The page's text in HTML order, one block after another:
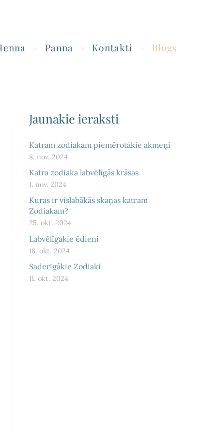
Panna Kontakti Blogs
Jaunākie ieraksti
Katram zodiakam piemērotākie akmeņi
8. nov. 2024
Katra zodiaka labvēlīgās krāsas
1. nov. 2024
Kuras ir vislabākās skaņas katram
Zodiakam?
25. okt. 2024
Labvēlīgākie ēdieni
18. okt. 2024
Saderīgākie Zodiaki
11. okt. 2024